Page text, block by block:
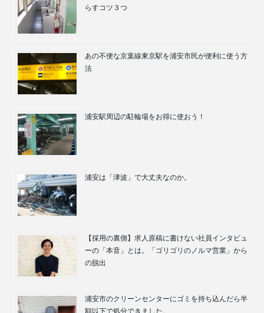
らすコツ３つ
あの不便な京葉線東京駅を浦安市民が便利に使う方
法
浦安駅周辺の駐輪場をお得に使おう！
浦安は「津波」で大丈夫なのか。
【採用の裏側】求人原稿に書けない社員インタビュ
ーの「本音」とは。「ゴリゴリのノルマ営業」から
の脱出
浦安市のクリーンセンターにゴミを持ち込んだら半
額以下で処分できました。